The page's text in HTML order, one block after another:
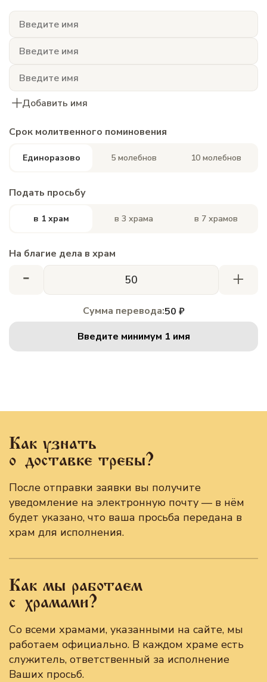
Добавить имя
Срок молитвенного поминовения
Единоразово 5 молебнов 10 молебнов
Подать просьбу
в 1 храм в 3 храма в 7 храмов
На благие дела в храм
- +
Сумма перевода:50 ₽
Введите минимум 1 имя
Как узнать
о доставке требы?
После отправки заявки вы получите
уведомление на электронную почту — в нём
будет указано, что ваша просьба передана в
храм для исполнения.
Как мы работаем
с храмами?
Со всеми храмами, указанными на сайте, мы
работаем официально. В каждом храме есть
служитель, ответственный за исполнение
Ваших просьб.